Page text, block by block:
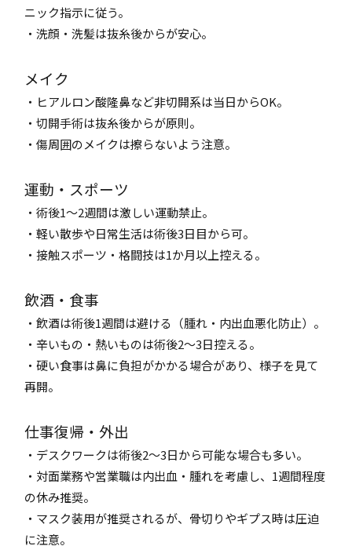
ニック指示に従う。
・洗顔・洗髪は抜糸後からが安心。
メイク
・ヒアルロン酸隆鼻など非切開系は当日からOK。
・切開手術は抜糸後からが原則。
・傷周囲のメイクは擦らないよう注意。
運動・スポーツ
・術後1～2週間は激しい運動禁止。
・軽い散歩や日常生活は術後3日目から可。
・接触スポーツ・格闘技は1か月以上控える。
飲酒・食事
・飲酒は術後1週間は避ける（腫れ・内出血悪化防止）。
・辛いもの・熱いものは術後2～3日控える。
・硬い食事は鼻に負担がかかる場合があり、様子を見て
再開。
仕事復帰・外出
・デスクワークは術後2～3日から可能な場合も多い。
・対面業務や営業職は内出血・腫れを考慮し、1週間程度
の休み推奨。
・マスク装用が推奨されるが、骨切りやギプス時は圧迫
に注意。